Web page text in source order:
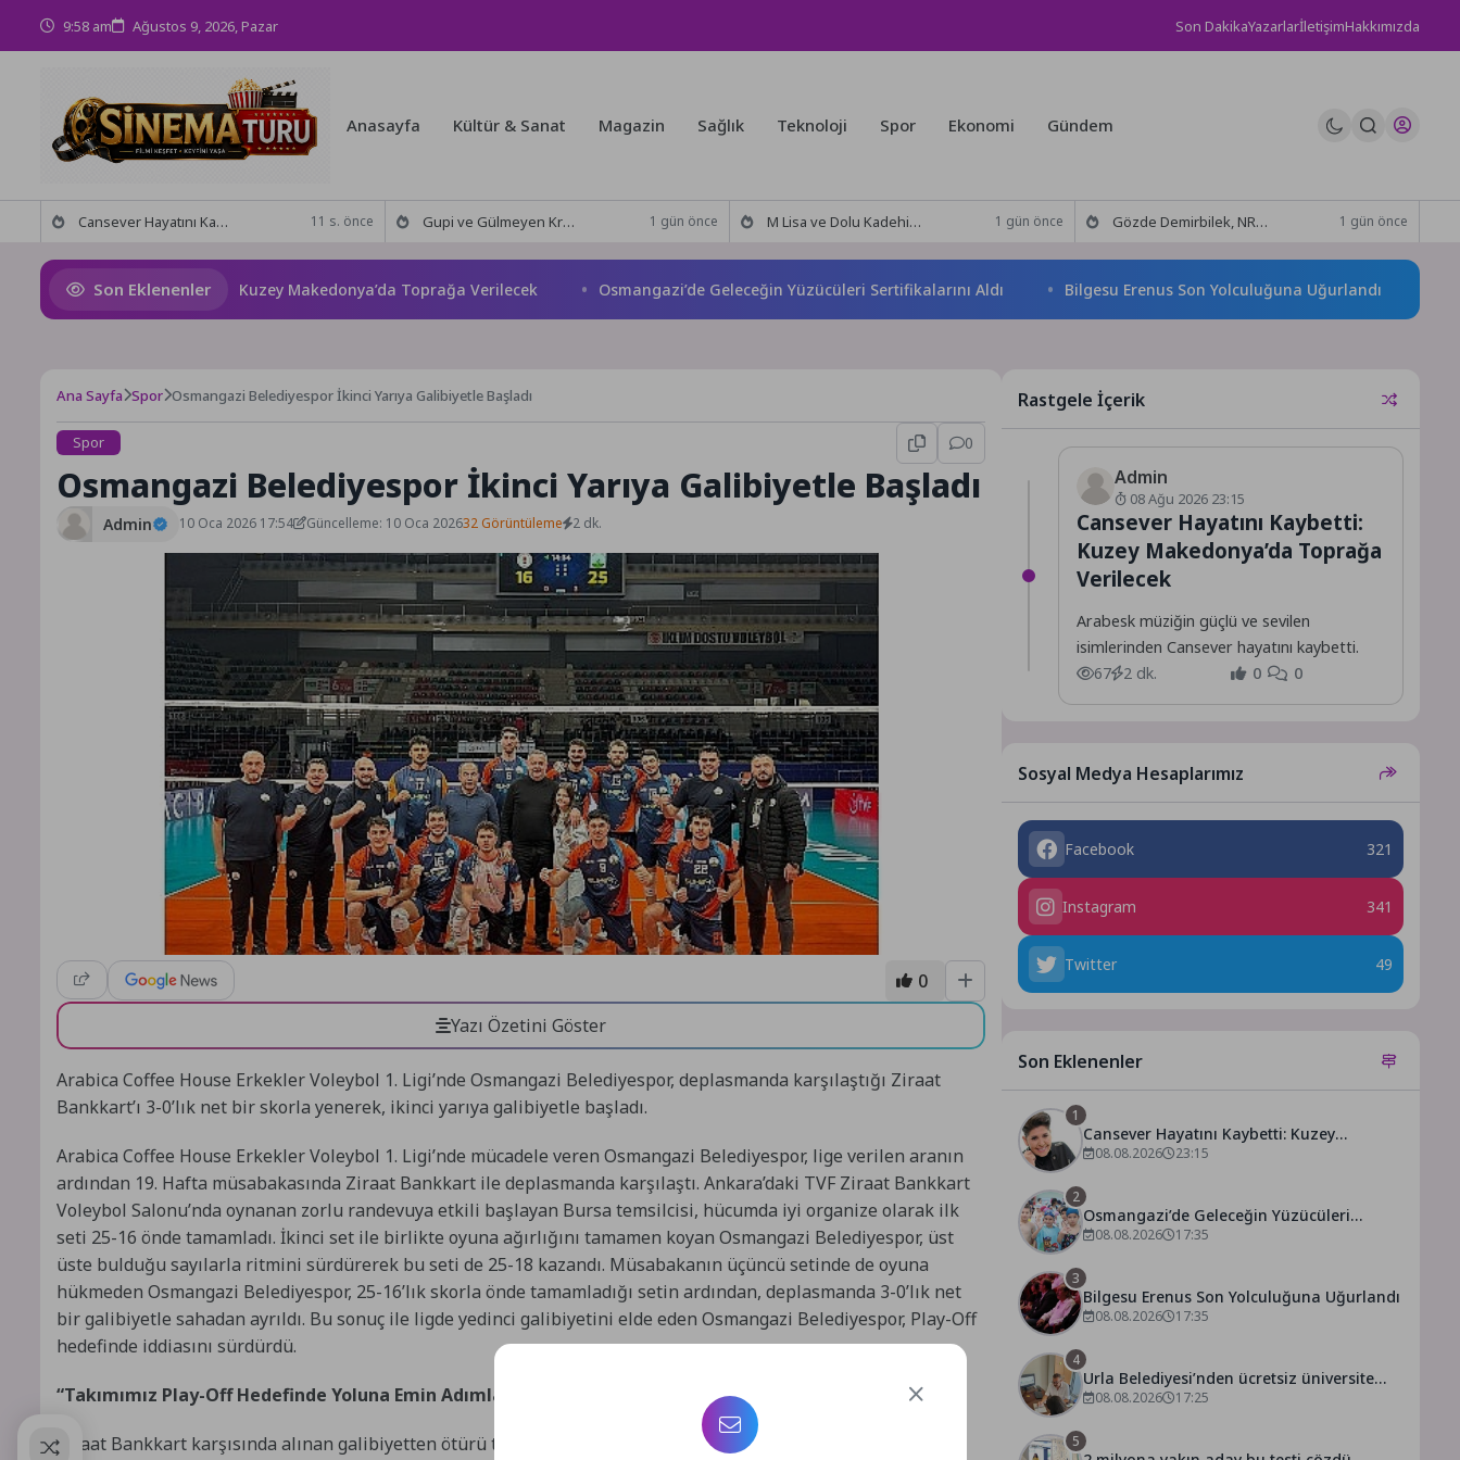
9:58 am Ağustos 9, 2026, Pazar Son DakikaYazarlarİletişimHakkımızda
Anasayfa Kültür & Sanat Magazin Sağlık Teknoloji Spor Ekonomi Gündem
Cansever Hayatını Kaybetti: Kuzey Makedonya’da Toprağa Verilecek 11 s. önce Gupi ve Gülmeyen Kral Türkiye’nin ilk IMAX® animasyon filmi oluyor 1 gün önce M Lisa ve Dolu Kadehi Ters Tut’tan Yeni İş Birliği: Vişne 1 gün önce Gözde Demirbilek, NR1 Magazin’de: ‘Son assolist olarak var olacağım!’ 1 gün önce
Son Eklenenler
Hayatını Kaybetti: Kuzey Makedonya’da Toprağa Verilecek Osmangazi’de Geleceğin Yüzücüleri Sertifikalarını Aldı Bilgesu Erenus Son Yolculuğuna Uğurlandı
Ana Sayfa Spor Osmangazi Belediyespor İkinci Yarıya Galibiyetle Başladı
Spor 0
Osmangazi Belediyespor İkinci Yarıya Galibiyetle Başladı
Admin 10 Oca 2026 17:54 Güncelleme: 10 Oca 202632 Görüntüleme 2 dk.
0
Yazı Özetini Göster
Arabica Coffee House Erkekler Voleybol 1. Ligi’nde Osmangazi Belediyespor, deplasmanda karşılaştığı Ziraat
Bankkart’ı 3-0’lık net bir skorla yenerek, ikinci yarıya galibiyetle başladı.
Arabica Coffee House Erkekler Voleybol 1. Ligi’nde mücadele veren Osmangazi Belediyespor, lige verilen aranın
ardından 19. Hafta müsabakasında Ziraat Bankkart ile deplasmanda karşılaştı. Ankara’daki TVF Ziraat Bankkart
Voleybol Salonu’nda oynanan zorlu randevuya etkili başlayan Bursa temsilcisi, hücumda iyi organize olarak ilk
seti 25-16 önde tamamladı. İkinci set ile birlikte oyuna ağırlığını tamamen koyan Osmangazi Belediyespor, üst
üste bulduğu sayılarla ritmini sürdürerek bu seti de 25-18 kazandı. Müsabakanın üçüncü setinde de oyuna
hükmeden Osmangazi Belediyespor, 25-16’lık skorla önde tamamladığı setin ardından, deplasmanda 3-0’lık net
bir galibiyetle sahadan ayrıldı. Bu sonuç ile ligde yedinci galibiyetini elde eden Osmangazi Belediyespor, Play-Off
hedefinde iddiasını sürdürdü.
“Takımımız Play-Off Hedefinde Yoluna Emin Adımlarla Devam Ediyor”
Ziraat Bankkart karşısında alınan galibiyetten ötürü teknik ekibi ve oyuncuları tebrik eden Osmangazi
Rastgele İçerik
Admin
08 Ağu 2026 23:15
Cansever Hayatını Kaybetti:
Kuzey Makedonya’da Toprağa
Verilecek
Arabesk müziğin güçlü ve sevilen
isimlerinden Cansever hayatını kaybetti.
67 2 dk. 0 0
Sosyal Medya Hesaplarımız
Facebook 321
Instagram 341
Twitter 49
Son Eklenenler
1
Cansever Hayatını Kaybetti: Kuzey
Makedonya’da Toprağa Verilecek
08.08.2026 23:15
2
Osmangazi’de Geleceğin Yüzücüleri
Sertifikalarını Aldı
08.08.2026 17:35
3
Bilgesu Erenus Son Yolculuğuna Uğurlandı
08.08.2026 17:35
4
Urla Belediyesi’nden ücretsiz üniversite
tercih danışmanlığı
08.08.2026 17:25
5